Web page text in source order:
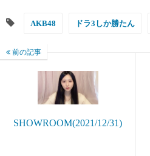
AKB48 ドラ3しか勝たん
前の記事
SHOWROOM(2021/12/31)